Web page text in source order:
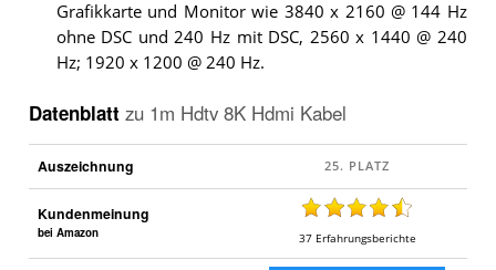
Grafikkarte und Monitor wie 3840 x 2160 @ 144 Hz
ohne DSC und 240 Hz mit DSC, 2560 x 1440 @ 240
Hz; 1920 x 1200 @ 240 Hz.
Datenblatt zu 1m Hdtv 8K Hdmi Kabel
Auszeichnung
Kundenmeinung
bei Amazon 37 Erfahrungsberichte